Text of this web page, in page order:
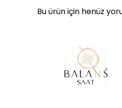
Bu ürün için henüz